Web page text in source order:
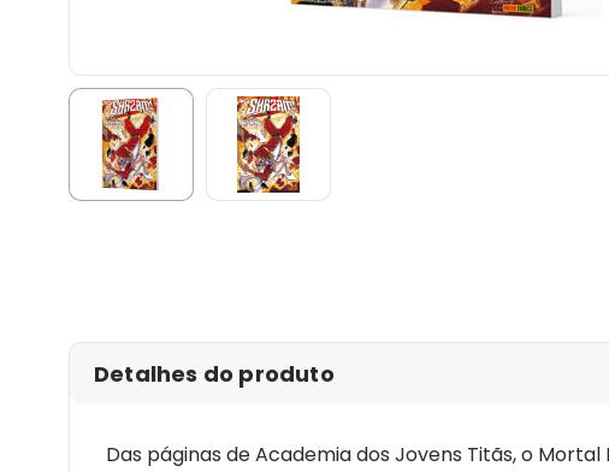
Detalhes do produto
Das páginas de Academia dos Jovens Titãs, o